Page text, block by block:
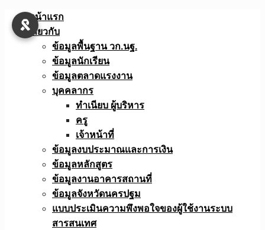
Skip
หน้าแรก
เกี่ยวกับ
ข้อมูลพื้นฐาน วก.นฐ.
ข้อมูลนักเรียน
ข้อมูลตลาดแรงงาน
บุคคลากร
ทำเนียบ ผู้บริหาร
ครู
เจ้าหน้าที่
ข้อมูลงบประมาณเเละการเงิน
ข้อมูลหลักสูตร
ข้อมูลงานอาคารสถานที่
ข้อมูลจังหวัดนครปฐม
แบบประเมินความพึงพอใจของผู้ใช้งานระบบ
สารสนเทศ